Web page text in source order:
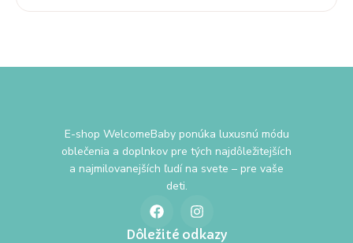
E-shop WelcomeBaby ponúka luxusnú módu
oblečenia a doplnkov pre tých najdôležitejších
a najmilovanejších ľudí na svete – pre vaše
deti.
Dôležité odkazy